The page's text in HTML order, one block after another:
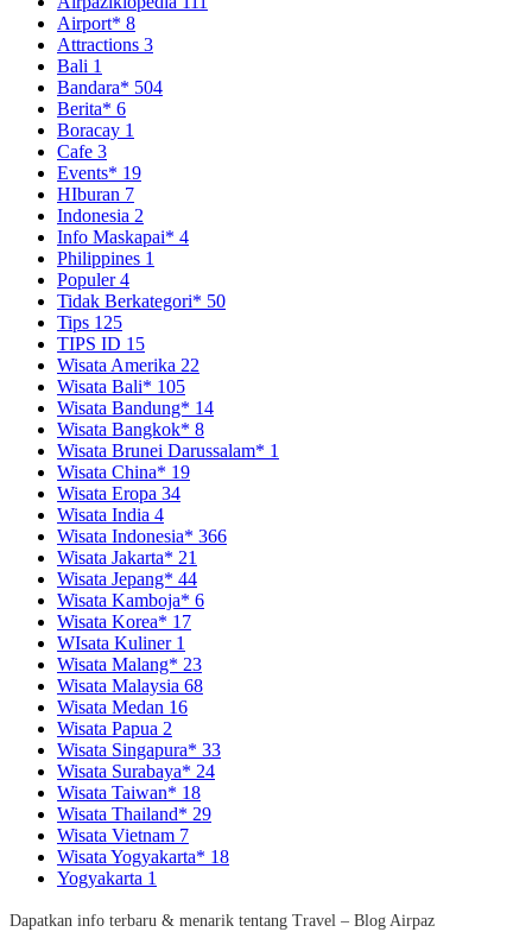
Airport* 8
Attractions 3
Bali 1
Bandara* 504
Berita* 6
Boracay 1
Cafe 3
Events* 19
HIburan 7
Indonesia 2
Info Maskapai* 4
Philippines 1
Populer4
Tidak Berkategori* 50
Tips 125
TIPS ID 15
Wisata Amerika 22
Wisata Bali* 105
Wisata Bandung* 14
Wisata Bangkok* 8
Wisata Brunei Darussalam* 1
Wisata China* 19
Wisata Eropa 34
Wisata India 4
Wisata Indonesia* 366
Wisata Jakarta* 21
Wisata Jepang* 44
Wisata Kamboja* 6
Wisata Korea* 17
WIsata Kuliner 1
Wisata Malang* 23
Wisata Malaysia 68
Wisata Medan 16
Wisata Papua 2
Wisata Singapura* 33
Wisata Surabaya* 24
Wisata Taiwan* 18
Wisata Thailand* 29
Wisata Vietnam 7
Wisata Yogyakarta* 18
Yogyakarta 1
Dapatkan info terbaru & menarik tentang Travel – Blog Airpaz